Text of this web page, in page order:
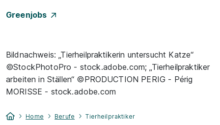
Greenjobs
Bildnachweis: „Tierheilpraktikerin untersucht Katze“
©StockPhotoPro - stock.adobe.com; „Tierheilpraktiker
arbeiten in Ställen“ ©PRODUCTION PERIG - Périg
MORISSE - stock.adobe.com
Home Berufe Tierheilpraktiker